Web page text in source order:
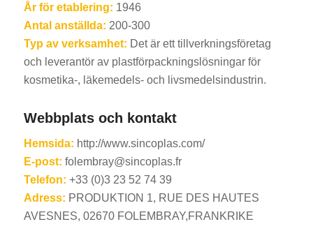
År för etablering: 1946
Antal anställda: 200-300
Typ av verksamhet: Det är ett tillverkningsföretag
och leverantör av plastförpackningslösningar för
kosmetika-, läkemedels- och livsmedelsindustrin.
Webbplats och kontakt
Hemsida: http://www.sincoplas.com/
E-post: folembray@sincoplas.fr
Telefon: +33 (0)3 23 52 74 39
Adress: PRODUKTION 1, RUE DES HAUTES
AVESNES, 02670 FOLEMBRAY,FRANKRIKE